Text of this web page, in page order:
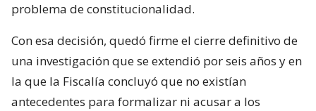
problema de constitucionalidad.
Con esa decisión, quedó firme el cierre definitivo de
una investigación que se extendió por seis años y en
la que la Fiscalía concluyó que no existían
antecedentes para formalizar ni acusar a los